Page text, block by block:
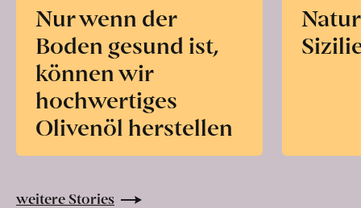
Nur wenn der
Boden gesund ist,
können wir
hochwertiges
Olivenöl herstellen
weitere Stories